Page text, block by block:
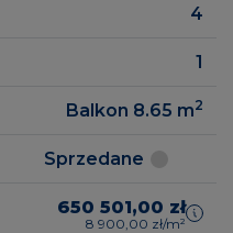
4
1
Balkon 8.65 m2
Sprzedane
650 501,00 zł
8 900,00 zł/m²